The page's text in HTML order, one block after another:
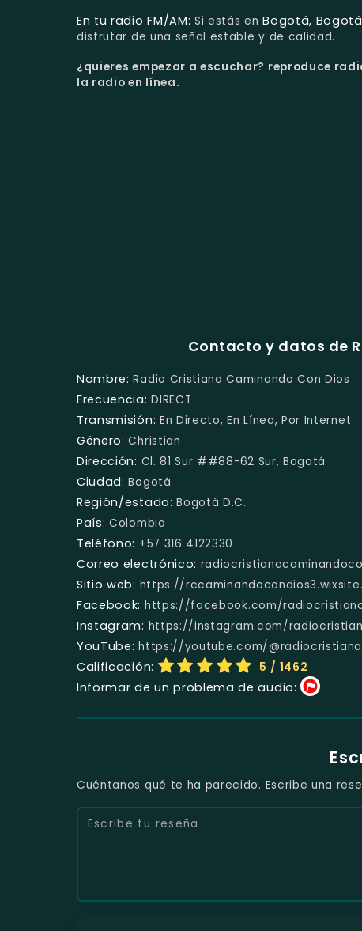
En tu radio FM/AM: Si estás enBogotá,
disfrutar de una señal estable y de calidad.
¿quieres empezar a escuchar? reproduce
la radio en línea.
Contacto y datos de
Nombre: Radio Cristiana Caminando Con Dios
Frecuencia: DIRECT
Transmisión: En Directo, En Línea, Por Internet
Género: Christian
Dirección: Cl. 81 Sur ##88-62 Sur, Bogotá
Ciudad: Bogotá
Región/estado: Bogotá D.C.
País: Colombia
Teléfono: +57 316 4122330
Correo electrónico:
Sitio web: https://
Facebook: https://facebook.com/
Instagram: https://instagram.com/
YouTube: https://youtube.com/
Calificación: 5 / 1462
Informar de un problema de audio:
Cuéntanos qué te ha parecido. Escribe una